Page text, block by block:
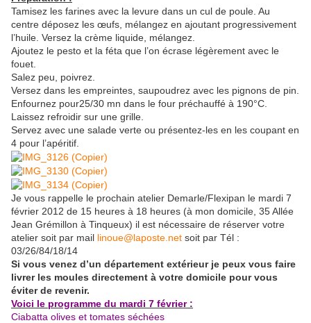
Tamisez les farines avec la levure dans un cul de poule. Au
centre déposez les œufs, mélangez en ajoutant progressivement
l’huile. Versez la crème liquide, mélangez.
Ajoutez le pesto et la féta que l’on écrase légèrement avec le
fouet.
Salez peu, poivrez.
Versez dans les empreintes, saupoudrez avec les pignons de pin.
Enfournez pour25/30 mn dans le four préchauffé à 190°C.
Laissez refroidir sur une grille.
Servez avec une salade verte ou présentez-les en les coupant en
4 pour l’apéritif.
Je vous rappelle le prochain atelier Demarle/Flexipan le mardi 7
février 2012 de 15 heures à 18 heures (à mon domicile, 35 Allée
Jean Grémillon à Tinqueux) il est nécessaire de réserver votre
atelier soit par mail linoue@laposte.net soit par Tél :
03/26/84/18/14
Si vous venez d’un département extérieur je peux vous faire
livrer les moules directement à votre domicile pour vous
éviter de revenir.
Voici le programme du mardi 7 février :
Ciabatta olives et tomates séchées